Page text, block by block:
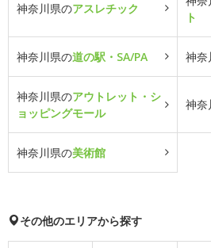
神奈川県のアスレチック
ト
神奈川県の道の駅・SA/PA 神奈
神奈川県のアウトレット・シ
ョッピングモール
神奈
神奈川県の美術館
その他のエリアから探す